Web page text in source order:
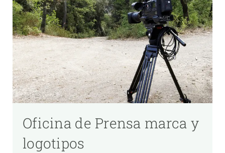
Oficina de Prensa marca y
logotipos